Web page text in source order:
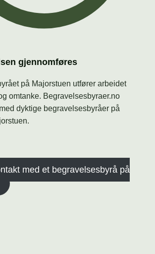
gjennomføres
på Majorstuen utfører arbeidet
omtanke. Begravelsesbyraer.no
dyktige begravelsesbyråer på
med et begravelsesbyrå på